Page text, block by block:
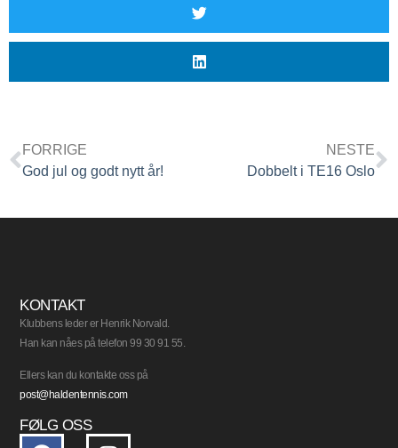
FORRIGE
God jul og godt nytt år!
NESTE
Dobbelt i TE16 Oslo
KONTAKT
Klubbens leder er Henrik Norvald.
Han kan nåes på telefon 99 30 91 55.
Ellers kan du kontakte oss på
post@haldentennis.com
FØLG OSS